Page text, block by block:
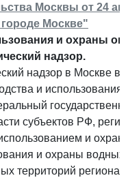
Москвы от 24
Москве"
и охраны
надзор.
надзор в Москве
и
субъектов РФ,
и
и охраны
территорий